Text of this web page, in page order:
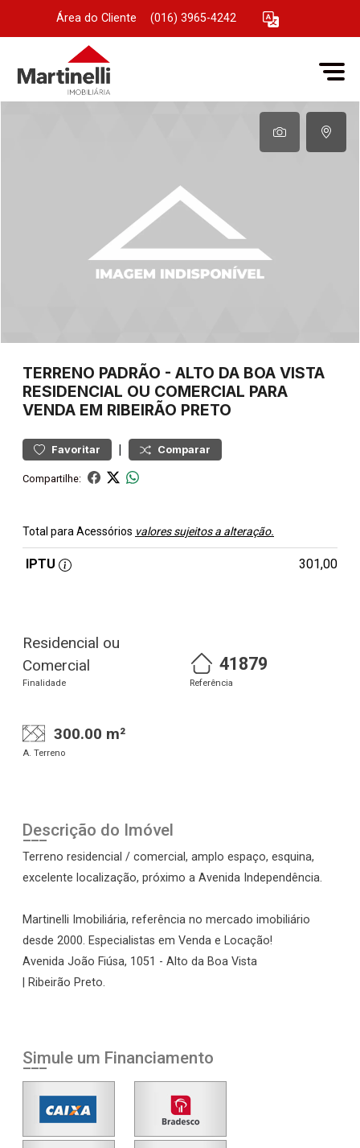
Área do Cliente (016) 3965-4242
TERRENO PADRÃO - ALTO DA BOA VISTA
RESIDENCIAL OU COMERCIAL PARA
VENDA EM RIBEIRÃO PRETO
Favoritar | Comparar
Compartilhe:
Total para Acessórios valores sujeitos a alteração.
IPTU 301,00
Residencial ou
Comercial
Finalidade
41879
Referência
300.00 m²
A. Terreno
Descrição do Imóvel
Terreno residencial / comercial, amplo espaço, esquina,
excelente localização, próximo a Avenida Independência.
Martinelli Imobiliária, referência no mercado imobiliário
desde 2000. Especialistas em Venda e Locação!
Avenida João Fiúsa, 1051 - Alto da Boa Vista
| Ribeirão Preto.
Simule um Financiamento